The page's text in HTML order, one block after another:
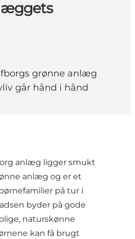
grønne anlæg
går hånd i hånd
anlæg ligger smukt
anlæg og er et
på tur i
byder på gode
naturskønne
kan få brugt